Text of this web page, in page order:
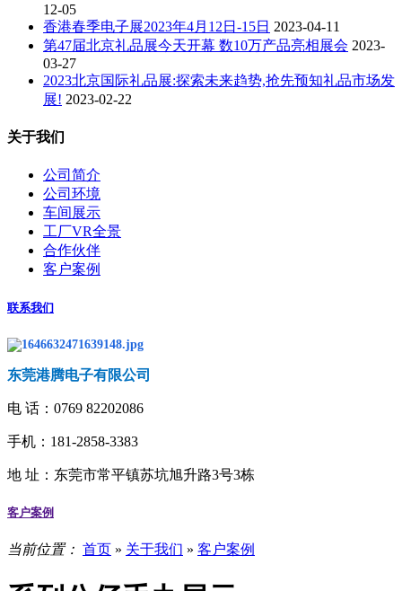
12-05
香港春季电子展2023年4月12日-15日 2023-04-11
第47届北京礼品展今天开幕 数10万产品亮相展会 2023-
03-27
2023北京国际礼品展:探索未来趋势,抢先预知礼品市场发
展! 2023-02-22
关于我们
公司简介
公司环境
车间展示
工厂VR全景
合作伙伴
客户案例
联系我们
东莞港腾电子有限公司
电 话： 0769 82202086
手机：181-2858-3383
地 址： 东莞市常平镇苏坑旭升路3号3栋
客户案例
当前位置： 首页 » 关于我们 » 客户案例